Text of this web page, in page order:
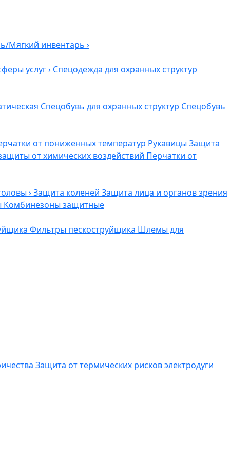
Мягкий инвентарь ›
услуг› Спецодежда для охранных структур
Спецобувь для охранных структур Спецобувь
от пониженных температур Рукавицы Защита
от химических воздействий Перчатки от
›Защита коленей Защита лица и органов зрения
Комбинезоны защитные
Фильтры пескоструйщика Шлемы для
Защита от термических рисков электродуги